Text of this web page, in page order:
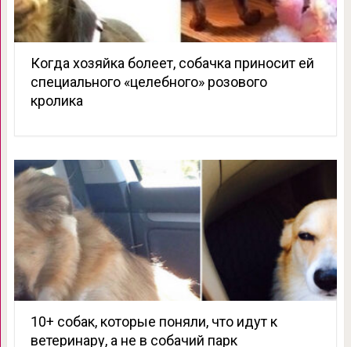
Когда хозяйка болеет, собачка приносит ей
специального «целебного» розового
кролика
10+ собак, которые поняли, что идут к
ветеринару, а не в собачий парк